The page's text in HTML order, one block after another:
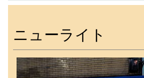
ニューライト